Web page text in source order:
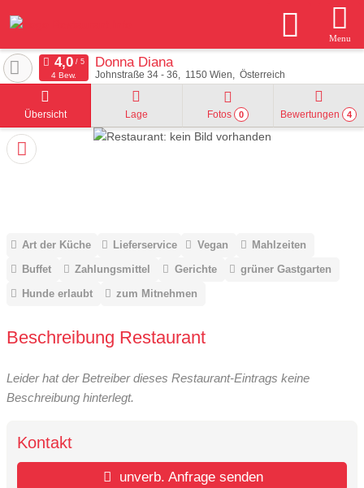
Menu
Donna Diana
Johnstraße 34 - 36 1150 Wien Österreich
4 Bew.
Übersicht Lage Fotos 0 Bewertungen 4
Art der Küche Lieferservice Vegan
Mahlzeiten
Buffet
Zahlungsmittel Gerichte
grüner Gastgarten
Hunde erlaubt
zum Mitnehmen
Beschreibung Restaurant
Leider hat der Betreiber dieses Restaurant-Eintrags keine
Beschreibung hinterlegt.
Kontakt
unverb. Anfrage senden